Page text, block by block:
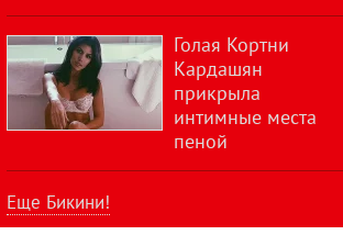
Голая Кортни
Кардашян
прикрыла
интимные места
пеной
Еще Бикини!